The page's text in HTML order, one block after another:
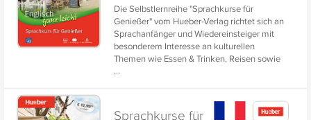
Die Selbstlernreihe "Sprachkurse für
Genießer" vom Hueber-Verlag richtet sich an
Sprachanfänger und Wiedereinsteiger mit
besonderem Interesse an kulturellen
Themen wie Essen & Trinken, Reisen sowie
Gesundheit, Sport und Wellness.
...
Sprachkurse für